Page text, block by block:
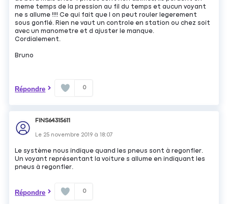
meme temps de la pression au fil du temps et aucun voyant
ne s allume !!!! Ce qui fait que l on peut rouler legerement
sous gonflé. Rien ne vaut un controle en station ou chez soit
avec un manometre et d ajuster le manque.
Cordialement.
Bruno
Répondre 0
FINS64315611
Le 25 novembre 2019 à18:07
Le système nous indique quand les pneus sont à regonfler.
Un voyant représentant la voiture s allume en indiquant les
pneus à regonfler.
Répondre 0